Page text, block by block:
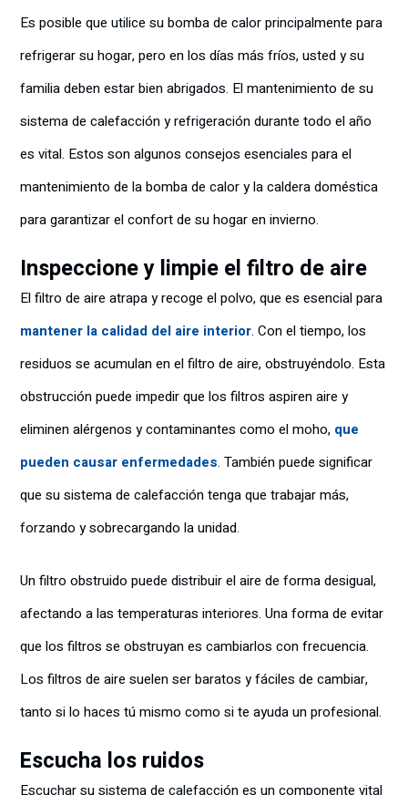
Es posible que utilice su bomba de calor principalmente para
refrigerar su hogar, pero en los días más fríos, usted y su
familia deben estar bien abrigados. El mantenimiento de su
sistema de calefacción y refrigeración durante todo el año
es vital. Estos son algunos consejos esenciales para el
mantenimiento de la bomba de calor y la caldera doméstica
para garantizar el confort de su hogar en invierno.
Inspeccione y limpie el filtro de aire
El filtro de aire atrapa y recoge el polvo, que es esencial para
mantener la calidad del aire interior. Con el tiempo, los
residuos se acumulan en el filtro de aire, obstruyéndolo. Esta
obstrucción puede impedir que los filtros aspiren aire y
eliminen alérgenos y contaminantes como el moho, que
pueden causar enfermedades. También puede significar
que su sistema de calefacción tenga que trabajar más,
forzando y sobrecargando la unidad.
Un filtro obstruido puede distribuir el aire de forma desigual,
afectando a las temperaturas interiores. Una forma de evitar
que los filtros se obstruyan es cambiarlos con frecuencia.
Los filtros de aire suelen ser baratos y fáciles de cambiar,
tanto si lo haces tú mismo como si te ayuda un profesional.
Escucha los ruidos
Escuchar su sistema de calefacción es un componente vital